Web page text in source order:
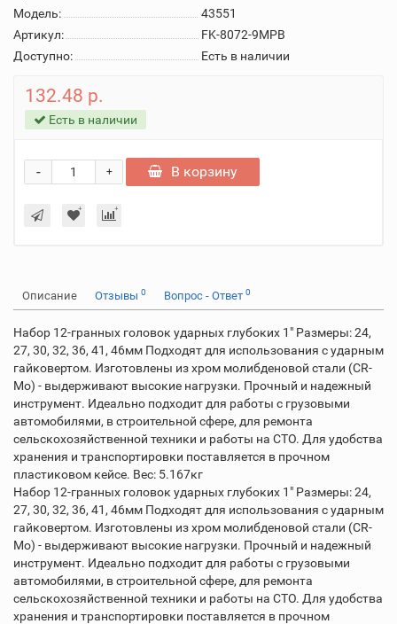
Модель:
43551
Артикул:
FK-8072-9MPB
Доступно:
Есть в наличии
132.48 р.
Есть в наличии
+
- В корзину
Описание Отзывы 0 Вопрос - Ответ 0
Набор 12-гранных головок ударных глубоких 1" Размеры: 24,
27, 30, 32, 36, 41, 46мм Подходят для использования с ударным
гайковертом. Изготовлены из хром молибденовой стали (CR-
Mo) - выдерживают высокие нагрузки. Прочный и надежный
инструмент. Идеально подходит для работы с грузовыми
автомобилями, в строительной сфере, для ремонта
сельскохозяйственной техники и работы на СТО. Для удобства
хранения и транспортировки поставляется в прочном
пластиковом кейсе. Вес: 5.167кг
Набор 12-гранных головок ударных глубоких 1" Размеры: 24,
27, 30, 32, 36, 41, 46мм Подходят для использования с ударным
гайковертом. Изготовлены из хром молибденовой стали (CR-
Mo) - выдерживают высокие нагрузки. Прочный и надежный
инструмент. Идеально подходит для работы с грузовыми
автомобилями, в строительной сфере, для ремонта
сельскохозяйственной техники и работы на СТО. Для удобства
хранения и транспортировки поставляется в прочном